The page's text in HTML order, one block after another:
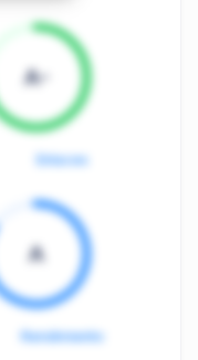
A-
Enlaces
A
Rendimiento